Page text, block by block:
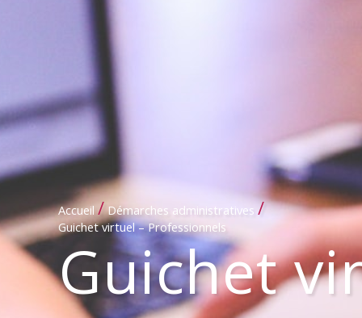
Accueil / Démarches administratives /
Guichet virtuel – Professionnels
Guichet